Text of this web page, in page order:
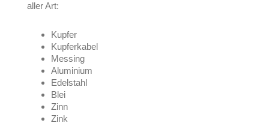
aller Art:
Kupfer
Kupferkabel
Messing
Aluminium
Edelstahl
Blei
Zinn
Zink